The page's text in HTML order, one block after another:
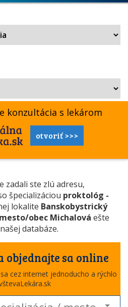
s lekárom
otvoriť >>>
zadali ste zlú adresu,
špecializáciou proktológ -
lokalite Banskobystrický
mesto/obec Michalová ešte
databáze.
objednajte sa online
cez internet jednoducho a rýchlo